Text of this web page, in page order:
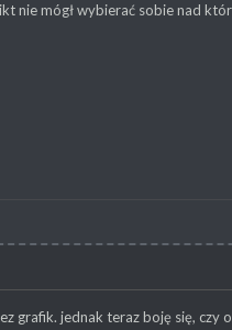
mógł wybierać sobie nad
grafik. jednak teraz boję się,